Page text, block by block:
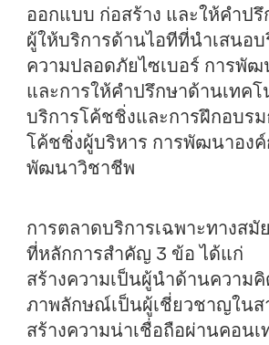
ออกแบบ ก่อสร้าง และให้คำป
ผู้ให้บริการด้านไอทีที่นำเสนอ
ความปลอดภัยไซเบอร์ การพั
และการให้คำปรึกษาด้านเทคโ
บริการโค้ชชิ่งและการฝึกอบร
โค้ชชิ่งผู้บริหาร การพัฒนาองค์
พัฒนาวิชาชีพ
การตลาดบริการเฉพาะทางสมั
ที่หลักการสำคัญ 3 ข้อ ได้แก่
สร้างความเป็นผู้นำด้านความคิ
ภาพลักษณ์เป็นผู้เชี่ยวชาญใน
สร้างความน่าเชื่อถือผ่านคอนเ